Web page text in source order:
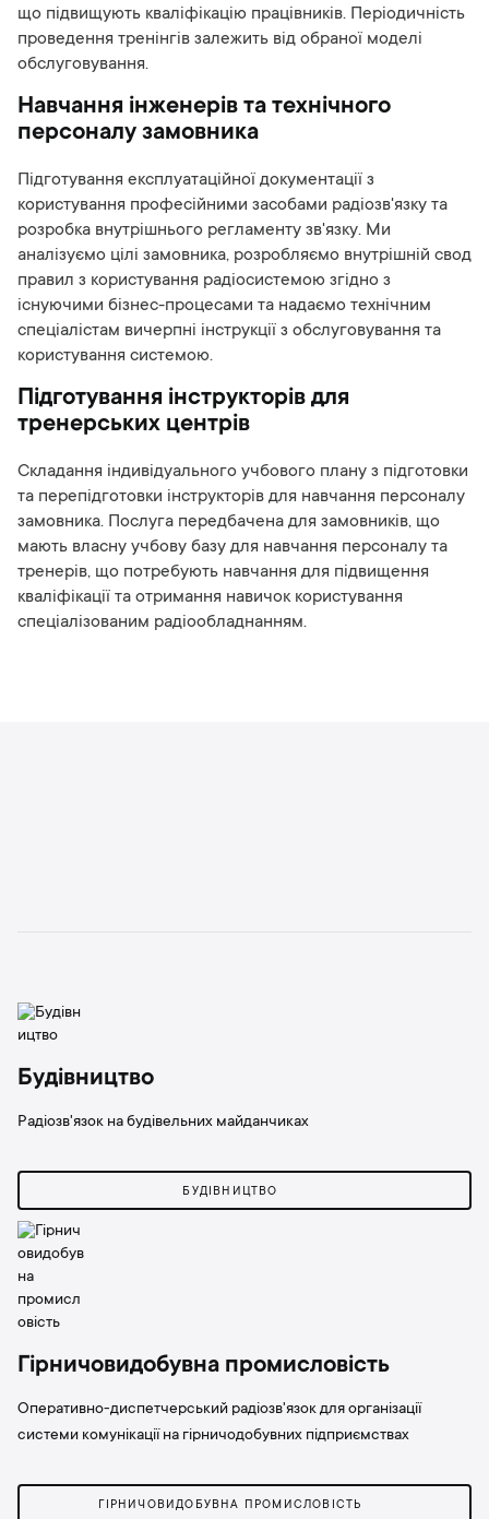
що підвищують кваліфікацію працівників. Періодичність
проведення тренінгів залежить від обраної моделі
обслуговування.
Навчання інженерів та технічного
персоналу замовника
Підготування експлуатаційної документації з
користування професійними засобами радіозв'язку та
розробка внутрішнього регламенту зв'язку. Ми
аналізуємо цілі замовника, розробляємо внутрішній свод
правил з користування радіосистемою згідно з
існуючими бізнес-процесами та надаємо технічним
спеціалістам вичерпні інструкції з обслуговування та
користування системою.
Підготування інструкторів для
тренерських центрів
Складання індивідуального учбового плану з підготовки
та перепідготовки інструкторів для навчання персоналу
замовника. Послуга передбачена для замовників, що
мають власну учбову базу для навчання персоналу та
тренерів, що потребують навчання для підвищення
кваліфікації та отримання навичок користування
спеціалізованим радіообладнанням.
Будівництво
Радіозв'язок на будівельних майданчиках
БУДІВНИЦТВО
Гірничовидобувна промисловість
Оперативно-диспетчерський радіозв'язок для організації
системи комунікації на гірничодобувних підприємствах
ГІРНИЧОВИДОБУВНА ПРОМИСЛОВІСТЬ